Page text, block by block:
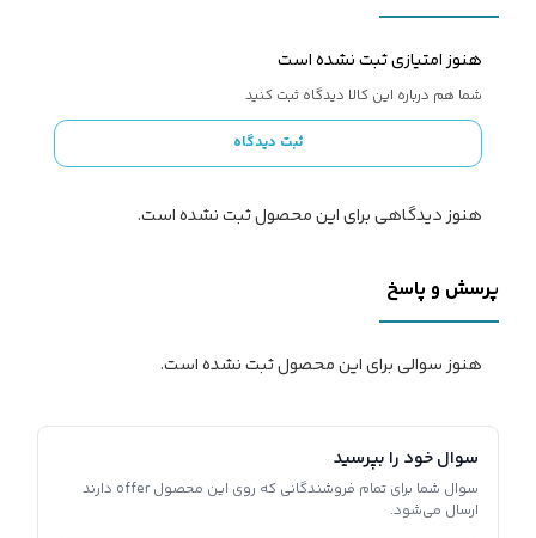
هنوز امتیازی ثبت نشده است
شما هم درباره این کالا دیدگاه ثبت کنید
ثبت دیدگاه
هنوز دیدگاهی برای این محصول ثبت نشده است.
پرسش و پاسخ
هنوز سوالی برای این محصول ثبت نشده است.
سوال خود را بپرسید
سوال شما برای تمام فروشندگانی که روی این محصول offer دارند
ارسال می‌شود.